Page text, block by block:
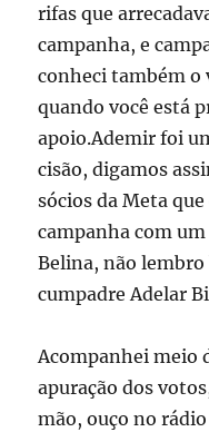
rifas que
campanha, e
conheci também o
quando você está
apoio.Ademir foi
cisão, digamos
sócios da Meta
campanha com
Belina, não lembro
cumpadre Adelar
Acompanhei meio
apuração dos
mão, ouço no